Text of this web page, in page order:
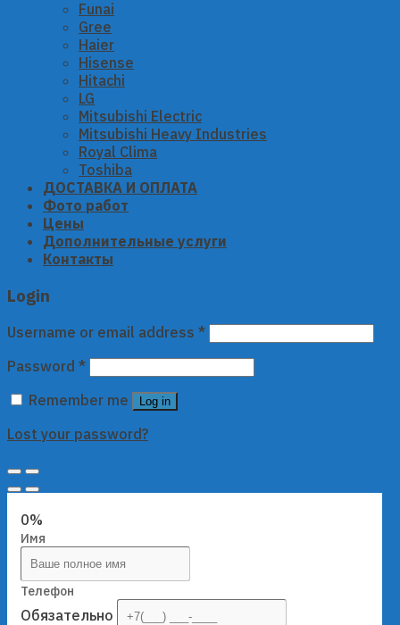
Funai
Gree
Haier
Hisense
Hitachi
LG
Mitsubishi Electric
Mitsubishi Heavy Industries
Royal Clima
Toshiba
ДОСТАВКА И ОПЛАТА
Фото работ
Цены
Дополнительные услуги
Контакты
Login
Username or email address *
Password *
Remember me
Log in
Lost your password?
0%
Имя
Телефон
Обязательно